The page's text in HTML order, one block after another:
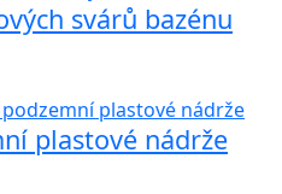
svárů bazénu
plastové nádrže